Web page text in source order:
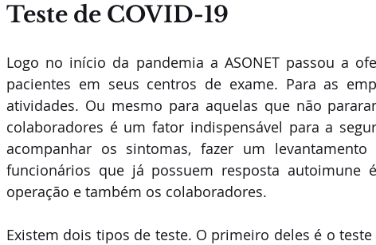
Teste de COVID-19
Logo no início da pandemia a ASONET passou a
pacientes em seus centros de exame. Para as
atividades. Ou mesmo para aquelas que não
colaboradores é um fator indispensável para a
acompanhar os sintomas, fazer um
funcionários que já possuem resposta autoimune
operação e também os colaboradores.
Existem dois tipos de teste. O primeiro deles é o teste